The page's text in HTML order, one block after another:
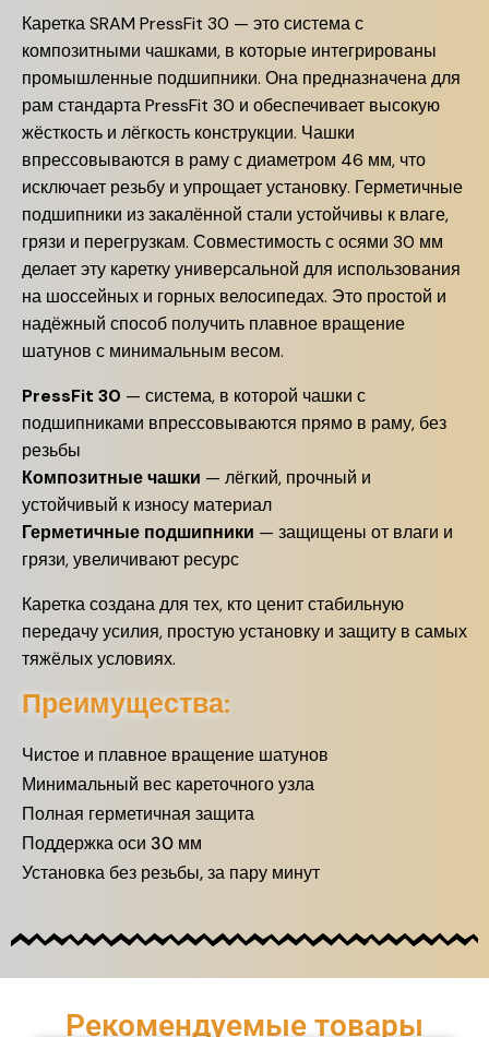
Каретка SRAM PressFit 30 — это система с
композитными чашками, в которые интегрированы
промышленные подшипники. Она предназначена для
рам стандарта PressFit 30 и обеспечивает высокую
жёсткость и лёгкость конструкции. Чашки
впрессовываются в раму с диаметром 46 мм, что
исключает резьбу и упрощает установку. Герметичные
подшипники из закалённой стали устойчивы к влаге,
грязи и перегрузкам. Совместимость с осями 30 мм
делает эту каретку универсальной для использования
на шоссейных и горных велосипедах. Это простой и
надёжный способ получить плавное вращение
шатунов с минимальным весом.
PressFit 30 — система, в которой чашки с
подшипниками впрессовываются прямо в раму, без
резьбы
Композитные чашки — лёгкий, прочный и
устойчивый к износу материал
Герметичные подшипники — защищены от влаги и
грязи, увеличивают ресурс
Каретка создана для тех, кто ценит стабильную
передачу усилия, простую установку и защиту в самых
тяжёлых условиях.
Преимущества:
Чистое и плавное вращение шатунов
Минимальный вес кареточного узла
Полная герметичная защита
Поддержка оси 30 мм
Установка без резьбы, за пару минут
Рекомендуемые товары